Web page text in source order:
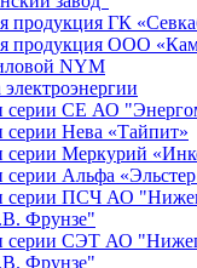
продукция ГК
продукция ООО
NYM
серии СЕ АО
серии Нева «Тайпит»
серии Меркурий
серии Альфа
серии ПСЧ АО
Фрунзе"
серии СЭТ АО
Фрунзе"